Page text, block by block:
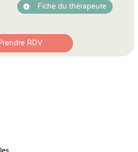
Fiche du thérapeute
RDV